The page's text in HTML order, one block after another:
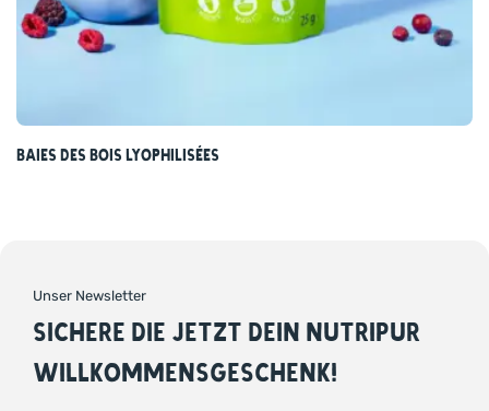
Baies des bois lyophilisées
Unser Newsletter
SICHERE DIE JETZT DEIN NUTRIPUR
WILLKOMMENSGESCHENK!